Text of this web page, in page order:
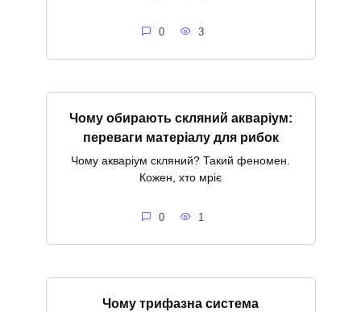
0 3
Чому обирають скляний акваріум:
переваги матеріалу для рибок
Чому акваріум скляний? Такий феномен.
Кожен, хто мріє
0 1
Чому трифазна система